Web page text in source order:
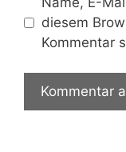
diesem
Kommentar